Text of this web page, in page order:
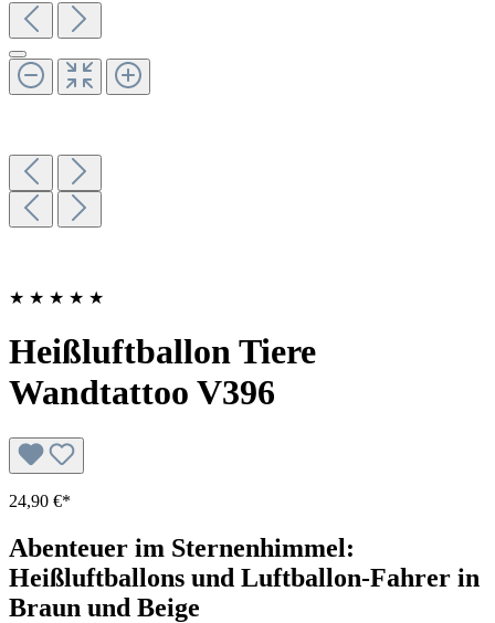
★ ★ ★ ★ ★
Heißluftballon Tiere
Wandtattoo V396
24,90 €*
Abenteuer im Sternenhimmel:
Heißluftballons und Luftballon-Fahrer in
Braun und Beige